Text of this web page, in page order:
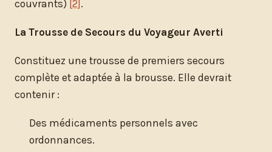
couvrants) [2] .
La Trousse de Secours du Voyageur Averti
Constituez une trousse de premiers secours
complète et adaptée à la brousse. Elle devrait
contenir :
Des médicaments personnels avec
ordonnances.